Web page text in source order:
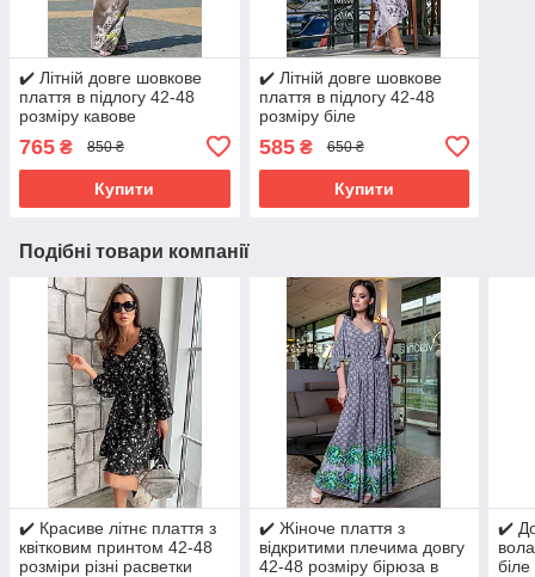
✔️ Літній довге шовкове
плаття в підлогу 42-48
розміру кавове
765 ₴ 850 ₴
Купити
✔️ Літній довге шовкове
плаття в підлогу 42-48
розміру біле
585₴ 650 ₴
Купити
Подібні товари компанії
✔️ Красиве літнє плаття з
квітковим принтом 42-48
розміри різні расветки
✔️ Жіноче плаття з
відкритими плечима довгу
42-48 розміру бірюза в
✔️
біле